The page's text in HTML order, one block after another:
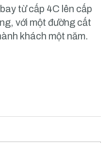
từ cấp 4C lên cấp
với một đường cất
khách một năm.